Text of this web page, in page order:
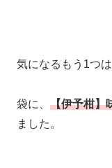
気になるもう1つ
袋に、 【伊予柑】
ました。